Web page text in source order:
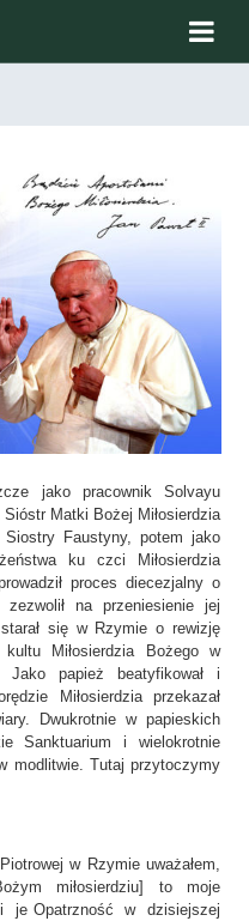
jako pracownik Solvayu
Matki Bożej Miłosierdzia
Faustyny, potem jako
ku czci Miłosierdzia
proces diecezjalny o
na przeniesienie jej
się w Rzymie o rewizję
Miłosierdzia Bożego w
papież beatyfikował i
Miłosierdzia przekazał
Dwukrotnie w papieskich
Sanktuarium i wielokrotnie
modlitwie. Tutaj przytoczymy
w Rzymie uważałem,
miłosierdziu] to moje
je Opatrzność w dzisiejszej